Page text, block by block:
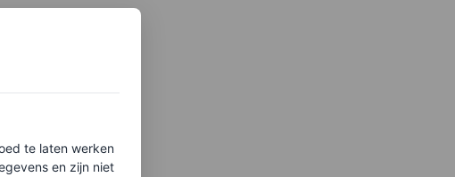
te laten werken
en zijn niet